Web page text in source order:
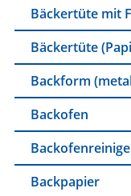
Bäckertüte mit
Bäckertüte
Backform
Backofen
Backpapier